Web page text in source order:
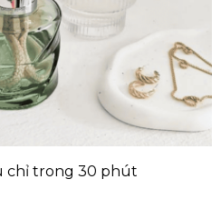
chỉ trong 30 phút